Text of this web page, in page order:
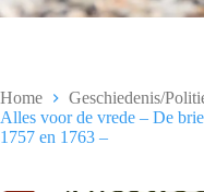
Home
Geschiedenis/
Alles voor de vrede – De
1757 en 1763 –